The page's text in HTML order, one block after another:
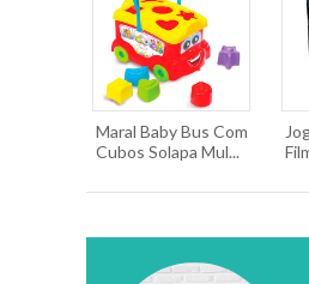
Maral Baby Bus Com
Cubos Solapa Mul...